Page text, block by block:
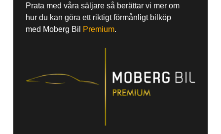
Prata med våra säljare så berättar vi mer om
hur du kan göra ett riktigt förmånligt bilköp
med Moberg Bil
Premium.